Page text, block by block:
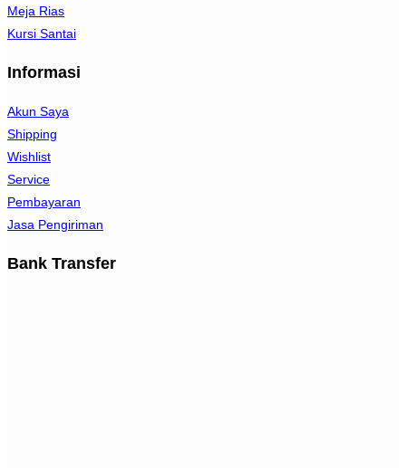
Meja Rias
Kursi Santai
Informasi
Akun Saya
Shipping
Wishlist
Service
Pembayaran
Jasa Pengiriman
Bank Transfer